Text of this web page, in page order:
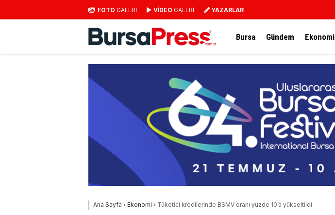
FOTO GALERİ VİDEO GALERİ YAZARLAR
Bursa Gündem Ekonomi
Ana Sayfa › Ekonomi › Tüketici kredilerinde BSMV oranı yüzde 10’a yükseltildi